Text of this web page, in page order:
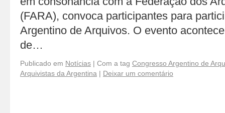
(FARA), convoca participantes para
Argentino de Arquivos. O evento
de…
Publicado em Notícias | Com a tag Congresso Argentino de
Arquivistas da Argentina | Deixar um comentário